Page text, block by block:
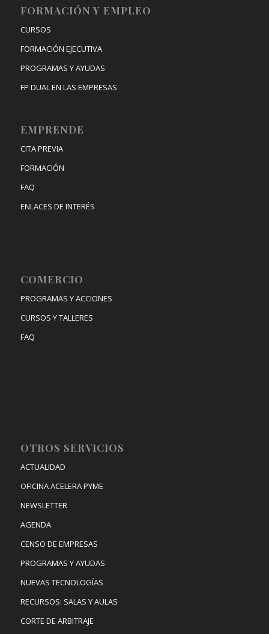
FORMACIÓN Y EMPLEO
CURSOS
FORMACIÓN EJECUTIVA
PROGRAMAS Y AYUDAS
FP DUAL EN LAS EMPRESAS
EMPRENDE
CITA PREVIA
FORMACIÓN
FAQ
ENLACES DE INTERÉS
COMERCIO
PROGRAMAS Y ACCIONES
CURSOS Y TALLERES
FAQ
OTROS SERVICIOS
ACTUALIDAD
OFICINA ACELERA PYME
NEWSLETTER
AGENDA
CENSO DE EMPRESAS
PROGRAMAS Y AYUDAS
NUEVAS TECNOLOGÍAS
RECURSOS: SALAS Y AULAS
CORTE DE ARBITRAJE